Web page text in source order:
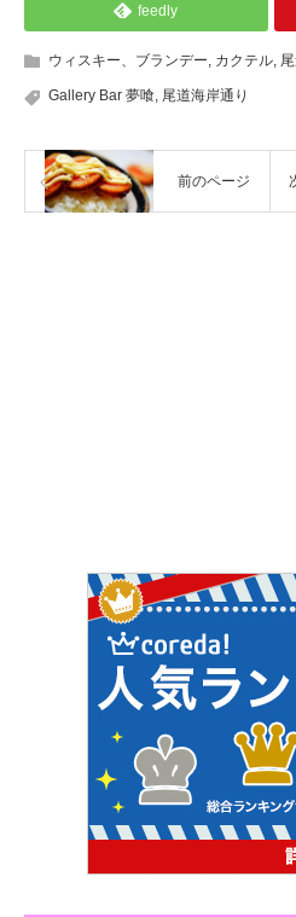
feedly
ウィスキー、ブランデー, カクテル,
Gallery Bar 夢喰, 尾道海岸通り
前のページ